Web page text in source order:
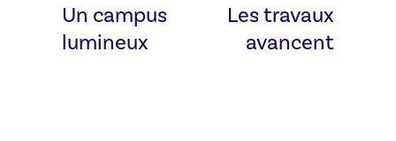
Un campus
lumineux
Les travaux
avancent